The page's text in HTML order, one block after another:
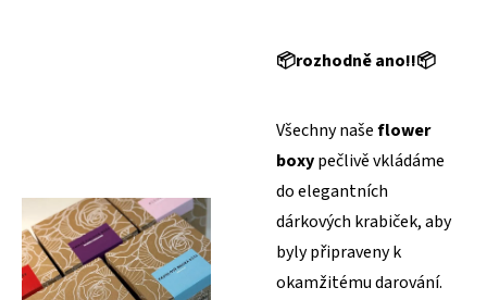
📦rozhodně ano!!📦
Všechny našeflower
boxypečlivě vkládáme
do elegantních
dárkových krabiček, aby
byly připraveny k
okamžitému darování.